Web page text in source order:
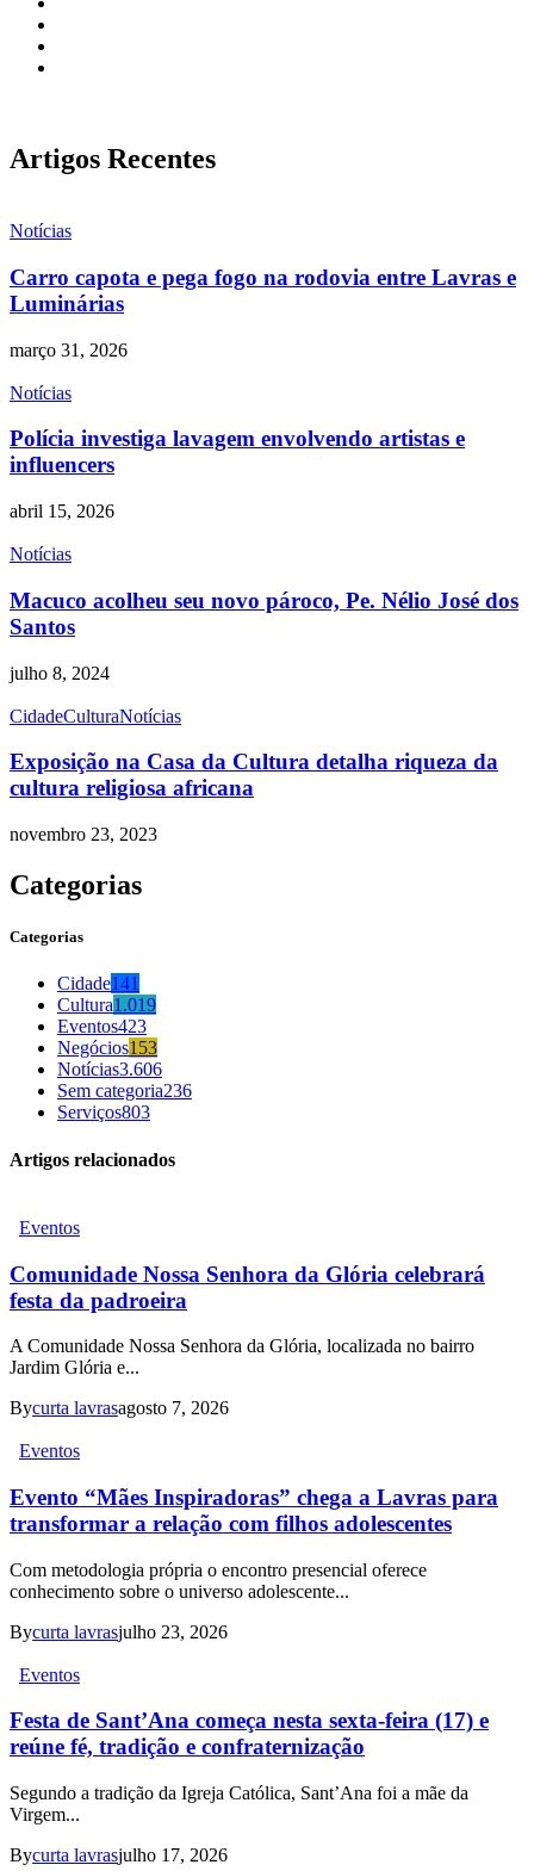
Artigos Recentes
Notícias
Carro capota e pega fogo na rodovia entre Lavras e
Luminárias
março 31, 2026
Notícias
Polícia investiga lavagem envolvendo artistas e
influencers
abril 15, 2026
Notícias
Macuco acolheu seu novo pároco, Pe. Nélio José dos
Santos
julho 8, 2024
CidadeCulturaNotícias
Exposição na Casa da Cultura detalha riqueza da
cultura religiosa africana
novembro 23, 2023
Categorias
Categorias
Cidade141
Cultura1.019
Eventos423
Negócios153
Notícias3.606
Sem categoria236
Serviços803
Artigos relacionados
Eventos
Comunidade Nossa Senhora da Glória celebrará
festa da padroeira
A Comunidade Nossa Senhora da Glória, localizada no bairro
Jardim Glória e...
Bycurta lavrasagosto 7, 2026
Eventos
Evento “Mães Inspiradoras” chega a Lavras para
transformar a relação com filhos adolescentes
Com metodologia própria o encontro presencial oferece
conhecimento sobre o universo adolescente...
Bycurta lavrasjulho 23, 2026
Eventos
Festa de Sant’Ana começa nesta sexta-feira (17) e
reúne fé, tradição e confraternização
Segundo a tradição da Igreja Católica, Sant’Ana foi a mãe da
Virgem...
Bycurta lavrasjulho 17, 2026